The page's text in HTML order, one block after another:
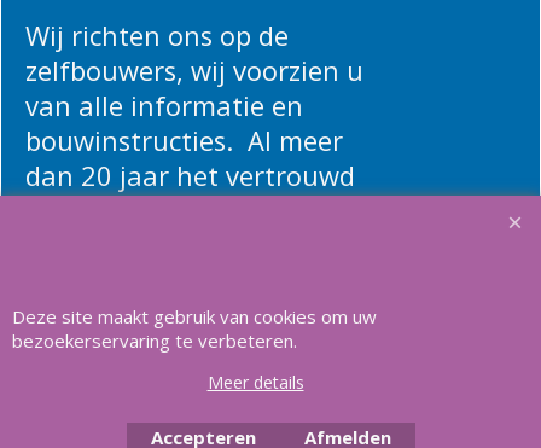
Wij richten ons op de
zelfbouwers, wij voorzien u
van alle informatie en
bouwinstructies. Al meer
dan 20 jaar het vertrouwd
Heeft u vragenmail ons.
Copyright Aquasilver 2025, Al meer dan 21 jaar het vertrouwd adres
Deze site maakt gebruik van cookies om uw
bezoekerservaring te verbeteren.
Meer details
Accepteren Afmelden